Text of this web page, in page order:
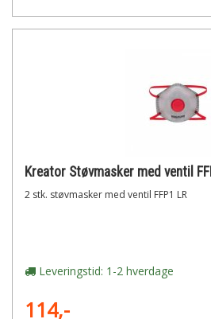
Kreator Støvmasker med ventil
2 stk. støvmasker med ventil FFP1 LR
Leveringstid: 1-2 hverdage
114,-